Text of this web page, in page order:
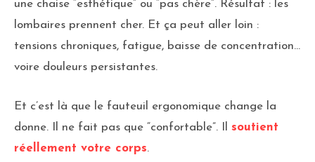
une chaise “esthétique” ou “pas chère”. Résultat : les
lombaires prennent cher. Et ça peut aller loin :
tensions chroniques, fatigue, baisse de concentration…
voire douleurs persistantes.
Et c’est là que le fauteuil ergonomique change la
donne. Il ne fait pas que “confortable”. Il soutient
réellement votre corps.